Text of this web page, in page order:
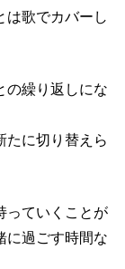
は歌でカバーし
の繰り返しにな
たに切り替えら
っていくことが
に過ごす時間な